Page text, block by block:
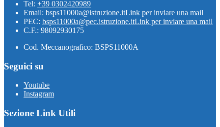
Tel: +39 0302420989
Email: bsps11000a@istruzione.itLink per inviare una mail
PEC: bsps11000a@pec.istruzione.itLink per inviare una mail
C.F.: 98092930175
Cod. Meccanografico: BSPS11000A
Seguici su
Youtube
Instagram
Sezione Link Utili